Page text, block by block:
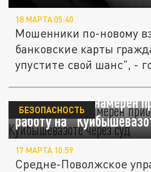
18 МАРТА 05:40
Мошенники по-новому
банковские карты
упустите свой шанс", -
Ростехнадзор намерен
работу на
БЕЗОПАСНОСТЬ
17 МАРТА 10:59
Средне-Поволжское